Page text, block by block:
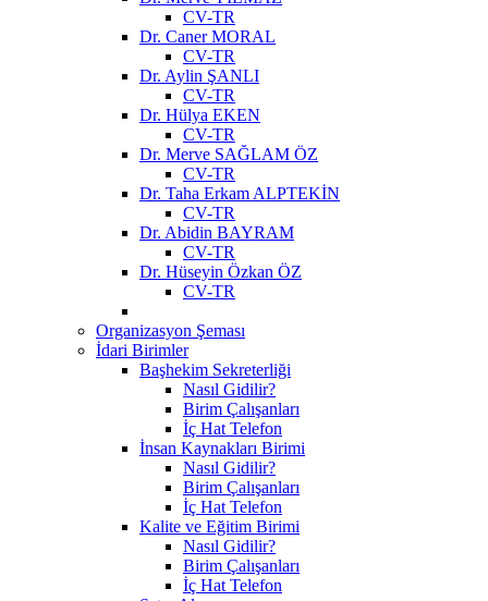
CV-TR
Dr. Caner MORAL
CV-TR
Dr. Aylin ŞANLI
CV-TR
Dr. Hülya EKEN
CV-TR
Dr. Merve SAĞLAM ÖZ
CV-TR
Dr. Taha Erkam ALPTEKİN
CV-TR
Dr. Abidin BAYRAM
CV-TR
Dr. Hüseyin Özkan ÖZ
CV-TR
Organizasyon Şeması
İdari Birimler
Başhekim Sekreterliği
Nasıl Gidilir?
Birim Çalışanları
İç Hat Telefon
İnsan Kaynakları Birimi
Nasıl Gidilir?
Birim Çalışanları
İç Hat Telefon
Kalite ve Eğitim Birimi
Nasıl Gidilir?
Birim Çalışanları
İç Hat Telefon